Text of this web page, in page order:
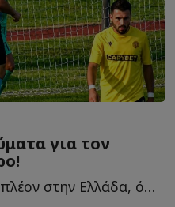
για τον
Η αποστολή επιστρέφει πλέον στην Ελλάδα, όπου αναμένεται ν...